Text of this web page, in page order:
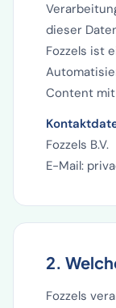
dieser
Fozzels ist
Content mit
Fozzels B.V.
E-Mail:
2.
Fozzels